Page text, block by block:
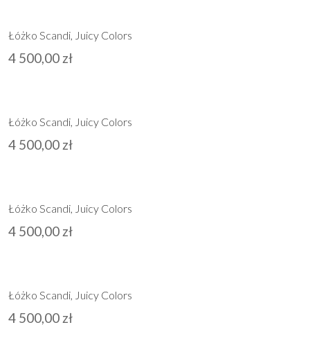
Łóżko Scandi, Juicy Colors
4 500,00 zł
Łóżko Scandi, Juicy Colors
4 500,00 zł
Łóżko Scandi, Juicy Colors
4 500,00 zł
Łóżko Scandi, Juicy Colors
4 500,00 zł